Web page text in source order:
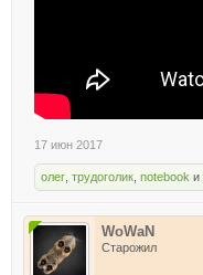
17 июн 2017
олег трудоголик notebook и
WoWaN
Старожил